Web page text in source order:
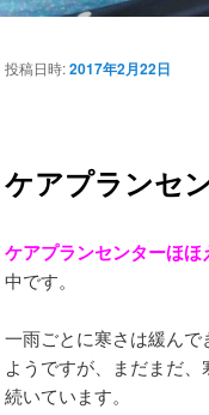
ケアプランセ
投稿日時:2017年2月22日
ケアプランセンターほほ
中です。
一雨ごとに寒さは緩んで
ようですが、まだまだ、
続いています。